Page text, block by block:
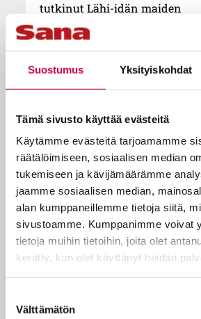
Suostumus Yksityiskohdat
Tämä sivusto käyttää evästeitä
Käytämme evästeitä tarjoamamme
räätälöimiseen, sosiaalisen median
tukemiseen ja kävijämäärämme
jaamme sosiaalisen median,
alan kumppaneillemme tietoja siitä,
sivustoamme. Kumppanimme voivat
tietoja muihin tietoihin, joita olet
kerätty, kun olet käyttänyt heidän
valinta
Välttämätön
tutkinut Lähi-idän maiden
turvallisuuskoneistoja eli niin
sekurokratiaa. Hän on myös
turvallisuuspolitiikan
Lähi-idän voimatasapainon
Amerikkalaisen George
yliopiston ääriliikkeitä
tutkimusohjelman vanhempi
Deardorffpuolestaan on
Yhdysvaltain liittovaltion
erikoisagentti, joka 22 vuoden
työskenteli Yhdysvaltain
turvallisuutta koskevien
Washingtonin osavaltiossa.
kenttätyöhön yli 20 maassa.